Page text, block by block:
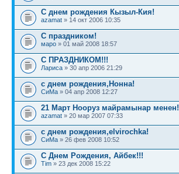
С днем рождения Кызыл-Кия!
azamat » 14 окт 2006 10:35
С праздником!
маро » 01 май 2008 18:57
С ПРАЗДНИКОМ!!!
Лариса » 30 апр 2006 21:29
с днем рождения,Нонна!
СиМа » 04 апр 2008 12:27
21 Март Нооруз майрамынар менен!
azamat » 20 мар 2007 07:33
с днем рождения,elvirochka!
СиМа » 26 фев 2008 10:52
С Днем Рождения, Айбек!!!
Tim » 23 дек 2008 15:22